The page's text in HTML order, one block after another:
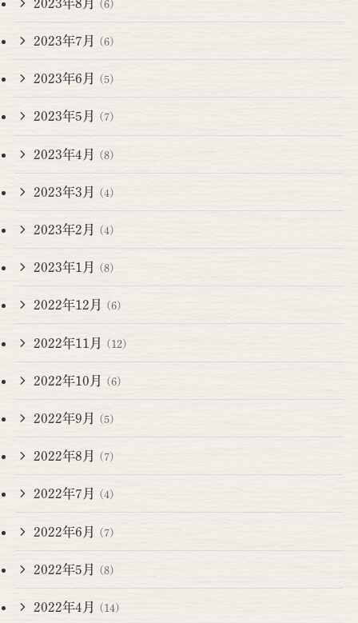
2023年8月 (6)
2023年7月 (6)
2023年6月 (5)
2023年5月 (7)
2023年4月 (8)
2023年3月 (4)
2023年2月 (4)
2023年1月 (8)
2022年12月 (6)
2022年11月 (12)
2022年10月 (6)
2022年9月 (5)
2022年8月 (7)
2022年7月 (4)
2022年6月 (7)
2022年5月 (8)
2022年4月 (14)